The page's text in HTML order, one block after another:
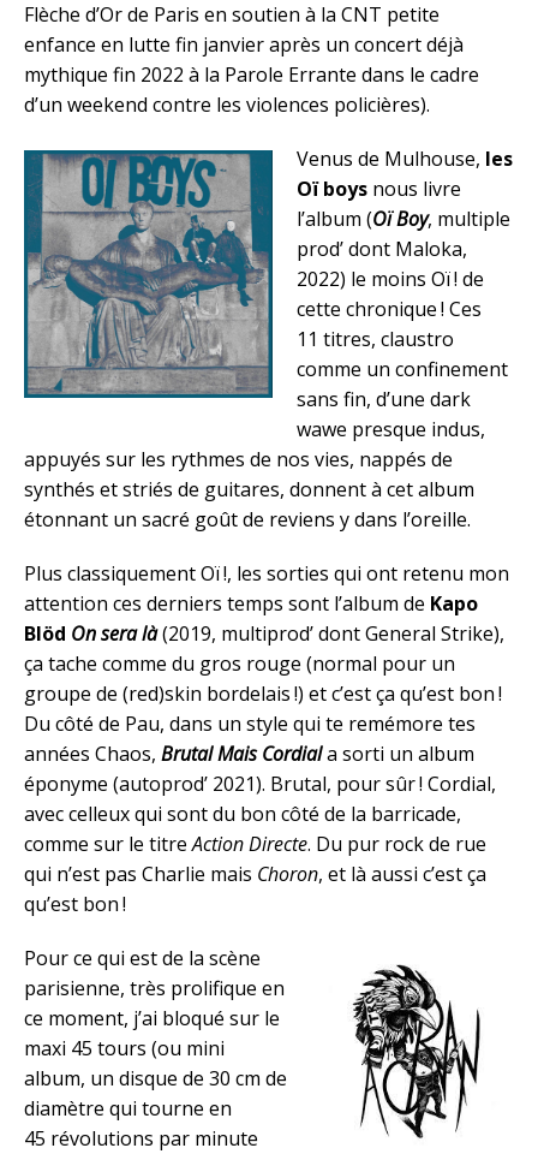
Flèche d’Or de Paris en soutien à la CNT petite
enfance en lutte fin janvier après un concert déjà
mythique fin 2022 à la Parole Errante dans le cadre
d’un weekend contre les violences policières).
Venus de Mulhouse, les
Oï boys nous livre
l’album (Oï Boy, multiple
prod’ dont Maloka,
2022) le moins Oï ! de
cette chronique ! Ces
11 titres, claustro
comme un confinement
sans fin, d’une dark
wawe presque indus,
appuyés sur les rythmes de nos vies, nappés de
synthés et striés de guitares, donnent à cet album
étonnant un sacré goût de reviens y dans l’oreille.
Plus classiquement Oï !, les sorties qui ont retenu mon
attention ces derniers temps sont l’album de Kapo
Blöd On sera là(2019, multiprod’ dont General Strike),
ça tache comme du gros rouge (normal pour un
groupe de (red)skin bordelais !) et c’est ça qu’est bon !
Du côté de Pau, dans un style qui te remémore tes
années Chaos, Brutal Mais Cordiala sorti un album
éponyme (autoprod’ 2021). Brutal, pour sûr ! Cordial,
avec celleux qui sont du bon côté de la barricade,
comme sur le titreAction Directe. Du pur rock de rue
qui n’est pas Charlie mais Choron, et là aussi c’est ça
qu’est bon !
Pour ce qui est de la scène
parisienne, très prolifique en
ce moment, j’ai bloqué sur le
maxi 45 tours (ou mini
album, un disque de 30 cm de
diamètre qui tourne en
45 révolutions par minute